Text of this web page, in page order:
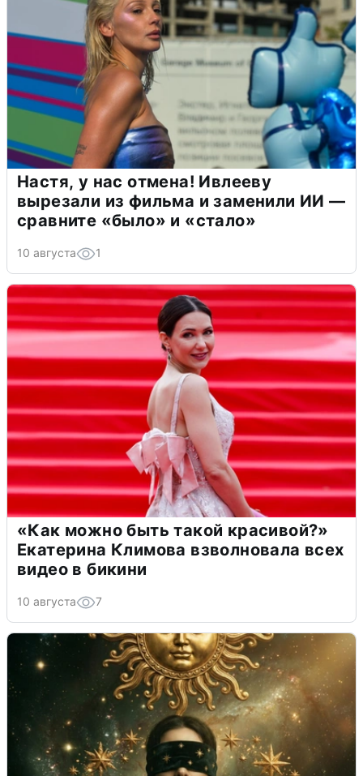
Настя, у нас отмена! Ивлееву
вырезали из фильма и заменили ИИ —
сравните «было» и «стало»
10 августа 1
«Как можно быть такой красивой?»
Екатерина Климова взволновала всех
видео в бикини
10 августа 7